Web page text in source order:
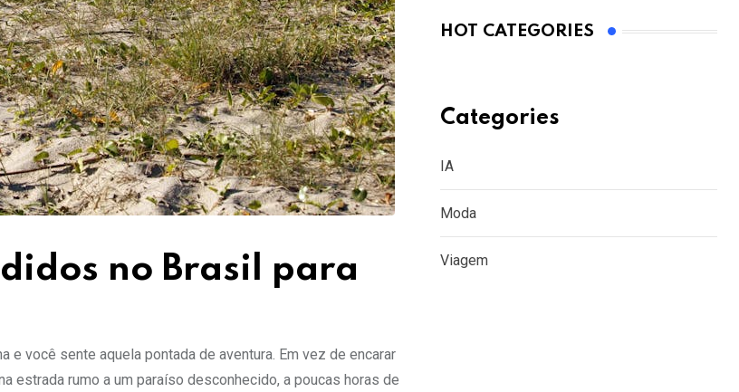
no Brasil para
você sente aquela pontada de aventura. Em vez de encarar
estrada rumo a um paraíso desconhecido, a poucas horas de
HOT CATEGORIES
Categories
IA
Moda
Viagem